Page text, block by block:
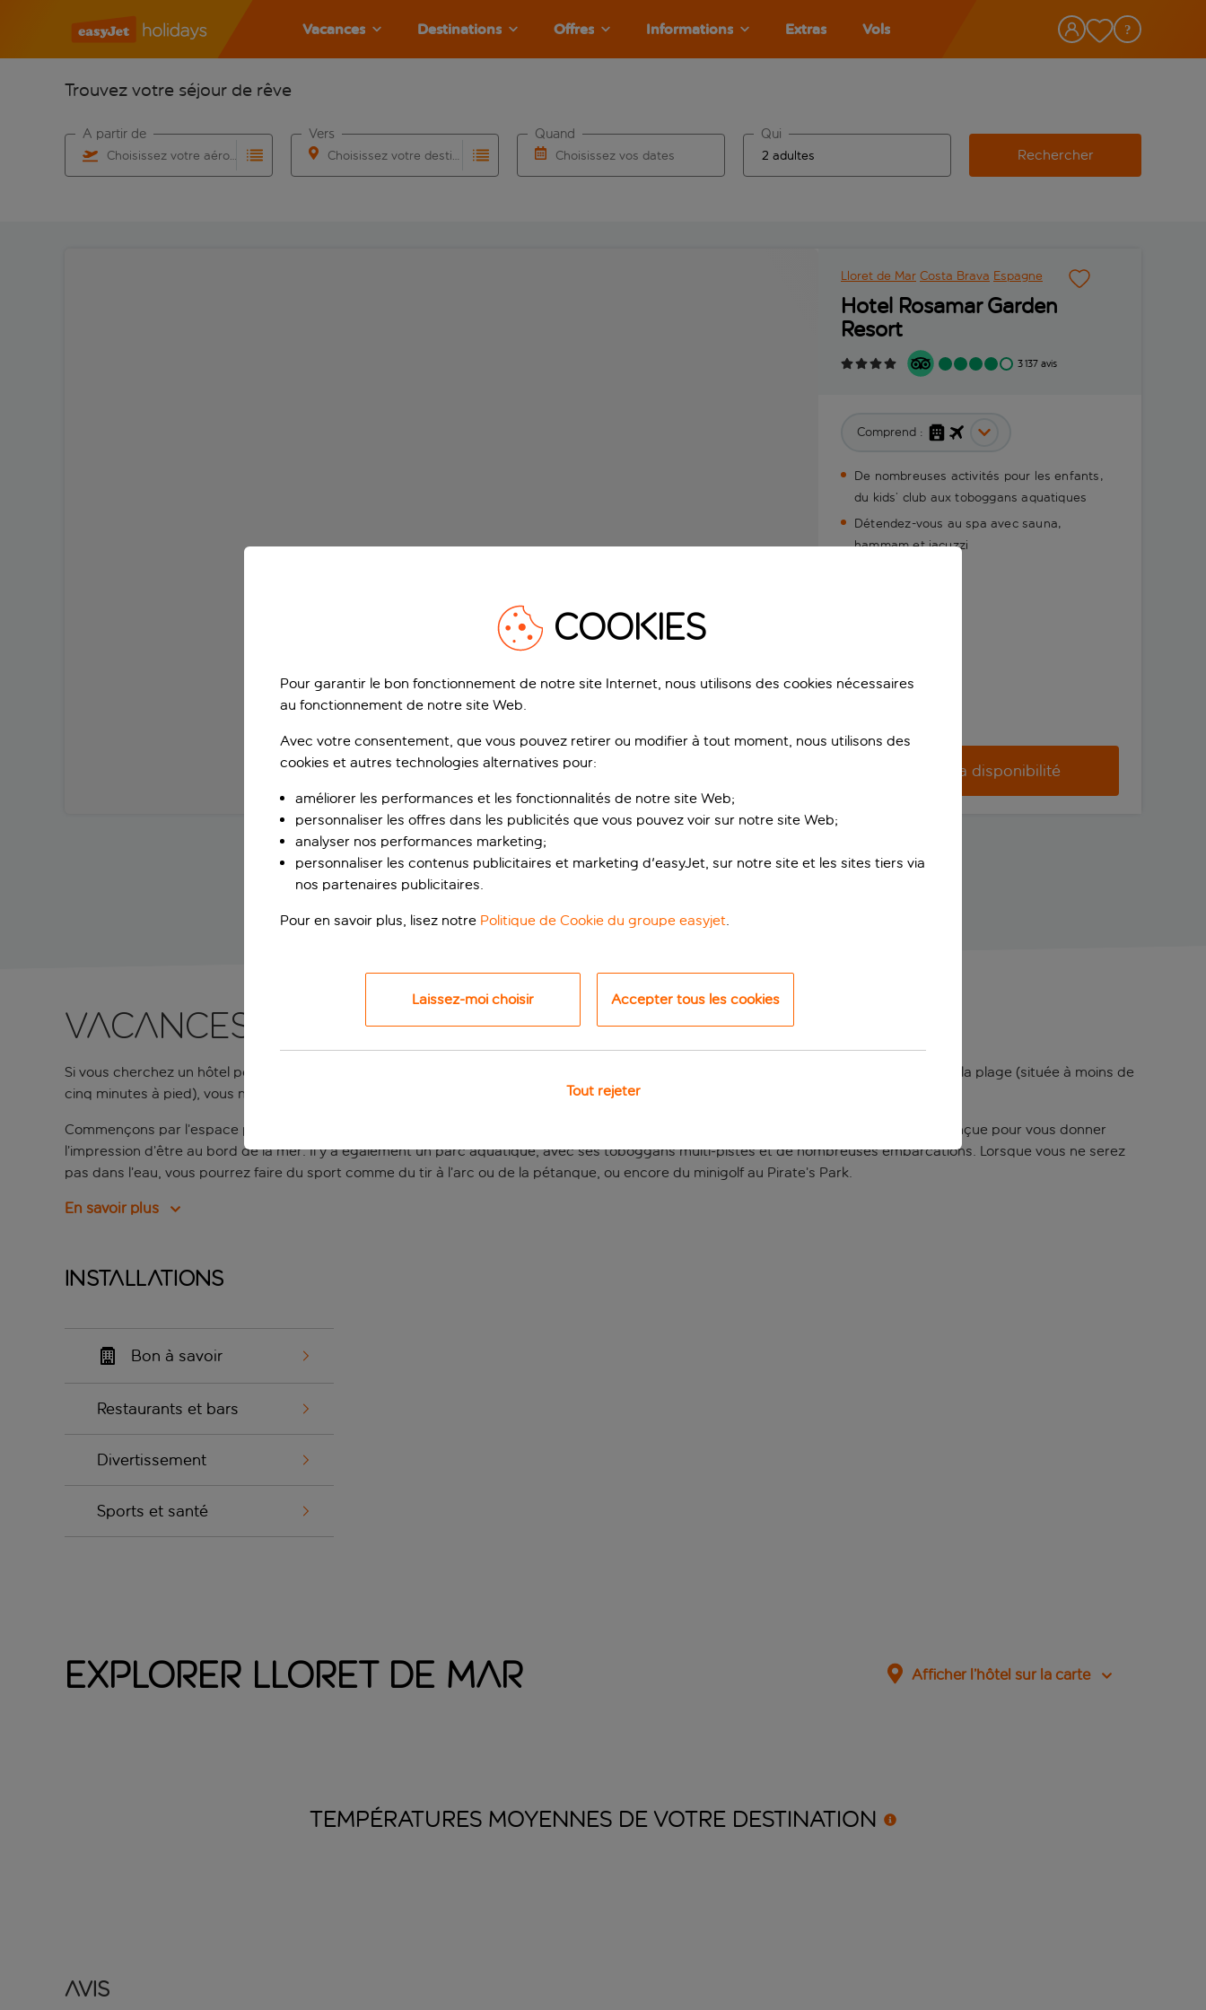
Vacances Destinations Offres Informations Extras Vols
Trouvez votre séjour de rêve
Choisissez votre aéroport
À partir de
Choisissez votre destination
Vers
Choisissez vos dates
Quand Qui
Rechercher
Lloret de Mar Costa Brava Espagne
Hotel Rosamar Garden
Resort
3 137 avis
Comprend :
De nombreuses activités pour les enfants,
du kids’ club aux toboggans aquatiques
Détendez-vous au spa avec sauna,
hammam et jacuzzi
Vérifier la disponibilité
Vacances en famille à Lloret del Mar
Si vous cherchez un hôtel pour passer des vacances en famille réussies, le Rosamar Garden Resort est l’endroit parfait. Entre la piscine et la plage (située à moins de
cinq minutes à pied), vous n’aurez pas le temps de vous ennuyer.
Commençons par l’espace piscine. L’hôtel abrite trois piscines : une pour les tout-petits, la piscine principale et une piscine avec plage conçue pour vous donner
l’impression d’être au bord de la mer. Il y a également un parc aquatique, avec ses toboggans multi-pistes et de nombreuses embarcations. Lorsque vous ne serez
pas dans l’eau, vous pourrez faire du sport comme du tir à l’arc ou de la pétanque, ou encore du minigolf au Pirate’s Park.
En savoir plus
Installations
Bon à savoir
Restaurants et bars
Divertissement
Sports et santé
Explorer Lloret de Mar Afficher l’hôtel sur la carte
TEMPÉRATURES MOYENNES DE VOTRE DESTINATION
Avis
COOKIES
Pour garantir le bon fonctionnement de notre site Internet, nous utilisons des cookies nécessaires
au fonctionnement de notre site Web.
Avec votre consentement, que vous pouvez retirer ou modifier à tout moment, nous utilisons des
cookies et autres technologies alternatives pour:
améliorer les performances et les fonctionnalités de notre site Web;
personnaliser les offres dans les publicités que vous pouvez voir sur notre site Web;
analyser nos performances marketing;
personnaliser les contenus publicitaires et marketing d'easyJet, sur notre site et les sites tiers via
nos partenaires publicitaires.
Pour en savoir plus, lisez notre Politique de Cookie du groupe easyjet.
Laissez-moi choisir Accepter tous les cookies
Tout rejeter